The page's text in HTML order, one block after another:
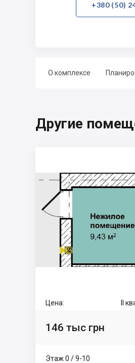
О комплексе
+380 (50)
Другие
Цена: II
146 тыс грн
Этаж 0 / 9-10